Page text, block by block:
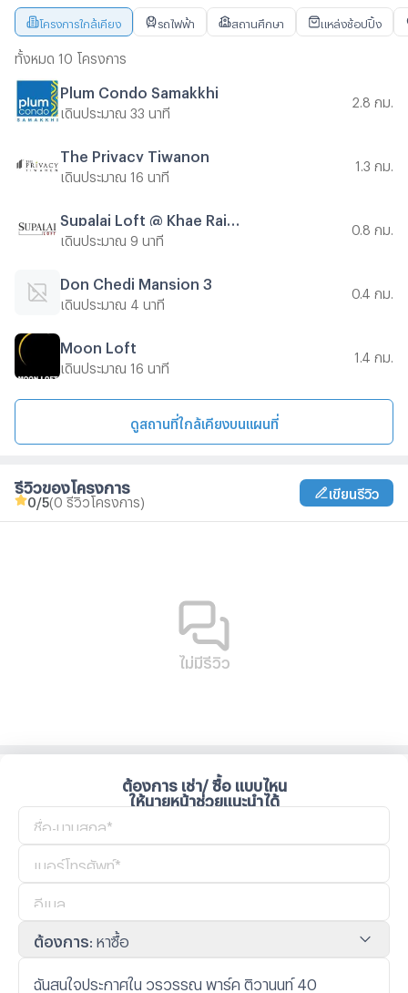
โครงการใกล้เคียง รถไฟฟ้า สถานศึกษา แหล่งช้อปปิ้ง
ทั้งหมด 10 โครงการ
Plum Condo Samakkhi
เดินประมาณ 33 นาที
2.8 กม.
The Privacy Tiwanon
เดินประมาณ 16 นาที
1.3 กม.
เดินประมาณ 9 นาที
0.8 กม.
Don Chedi Mansion 3
เดินประมาณ 4 นาที
0.4 กม.
Moon Loft
เดินประมาณ 16 นาที
1.4 กม.
ดูสถานที่ใกล้เคียงบนแผนที่
รีวิวของโครงการ
0 /5(0 รีวิวโครงการ)
เขียนรีวิว
ไม่มีรีวิว
ต้องการ เช่า/ ซื้อ แบบไหน
ให้นายหน้าช่วยแนะนำได้
ต้องการ: หาซื้อ